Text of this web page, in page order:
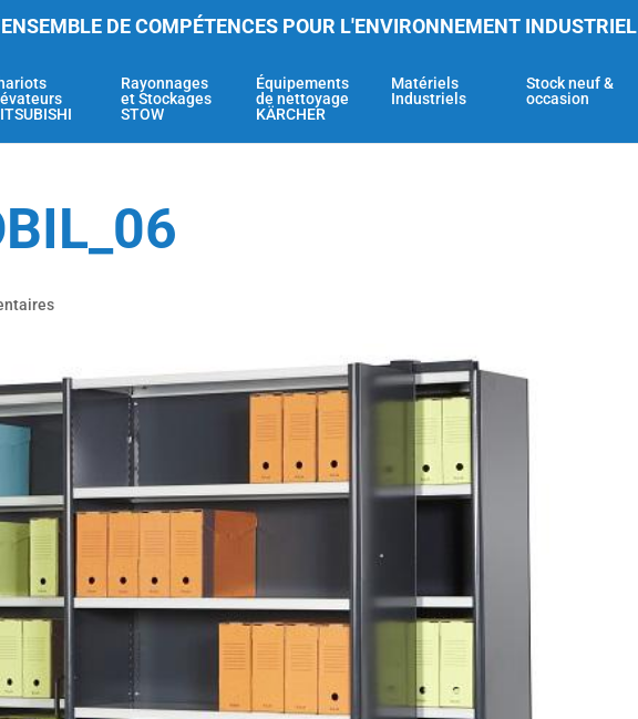
DE COMPÉTENCES POUR L'ENVIRONNEMENT INDUSTRIEL
Rayonnages
et Stockages
STOW
Équipements
de nettoyage
KÄRCHER
Matériels
Industriels
Stock neuf &
occasion